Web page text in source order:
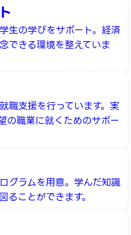
生の学びをサポート。経済
できる環境を整えていま
職支援を行っています。実
の職業に就くためのサポー
グラムを用意。学んだ知識
ことができます。